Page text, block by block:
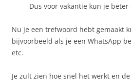
Dus voor vakantie kun je beter
Nu je een trefwoord hebt gemaakt
bijvoorbeeld als je een WhatsApp
etc.
Je zult zien hoe snel het werkt en